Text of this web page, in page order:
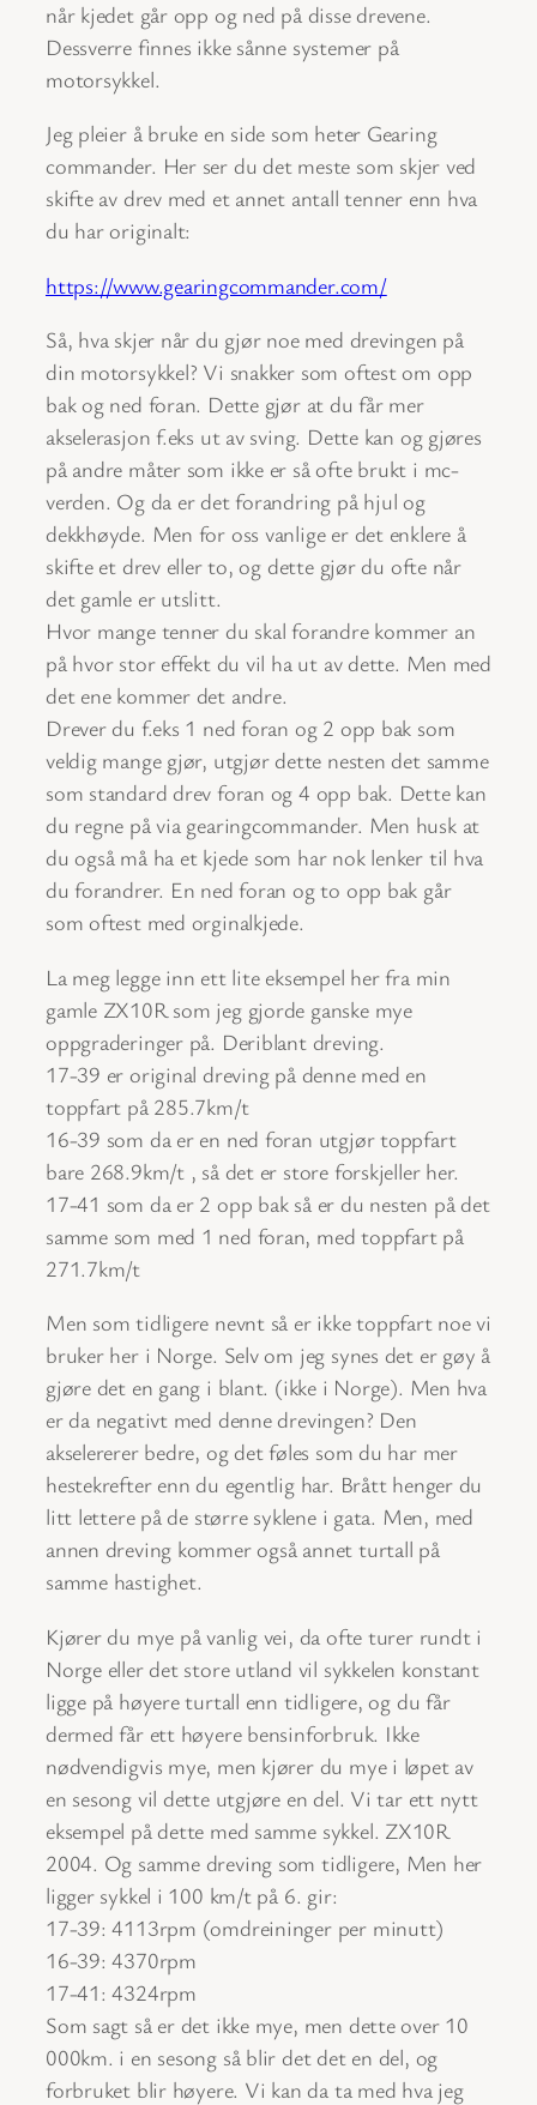
når kjedet går opp og ned på disse drevene.
Dessverre finnes ikke sånne systemer på
motorsykkel.
Jeg pleier å bruke en side som heter Gearing
commander. Her ser du det meste som skjer ved
skifte av drev med et annet antall tenner enn hva
du har originalt:
https://www.gearingcommander.com/
Så, hva skjer når du gjør noe med drevingen på
din motorsykkel? Vi snakker som oftest om opp
bak og ned foran. Dette gjør at du får mer
akselerasjon f.eks ut av sving. Dette kan og gjøres
på andre måter som ikke er så ofte brukt i mc-
verden. Og da er det forandring på hjul og
dekkhøyde. Men for oss vanlige er det enklere å
skifte et drev eller to, og dette gjør du ofte når
det gamle er utslitt.
Hvor mange tenner du skal forandre kommer an
på hvor stor effekt du vil ha ut av dette. Men med
det ene kommer det andre.
Drever du f.eks 1 ned foran og 2 opp bak som
veldig mange gjør, utgjør dette nesten det samme
som standard drev foran og 4 opp bak. Dette kan
du regne på via gearingcommander. Men husk at
du også må ha et kjede som har nok lenker til hva
du forandrer. En ned foran og to opp bak går
som oftest med orginalkjede.
La meg legge inn ett lite eksempel her fra min
gamle ZX10R som jeg gjorde ganske mye
oppgraderinger på. Deriblant dreving.
17-39 er original dreving på denne med en
toppfart på 285.7km/t
16-39 som da er en ned foran utgjør toppfart
bare 268.9km/t , så det er store forskjeller her.
17-41 som da er 2 opp bak så er du nesten på det
samme som med 1 ned foran, med toppfart på
271.7km/t
Men som tidligere nevnt så er ikke toppfart noe vi
bruker her i Norge. Selv om jeg synes det er gøy å
gjøre det en gang i blant. (ikke i Norge). Men hva
er da negativt med denne drevingen? Den
akselererer bedre, og det føles som du har mer
hestekrefter enn du egentlig har. Brått henger du
litt lettere på de større syklene i gata. Men, med
annen dreving kommer også annet turtall på
samme hastighet.
Kjører du mye på vanlig vei, da ofte turer rundt i
Norge eller det store utland vil sykkelen konstant
ligge på høyere turtall enn tidligere, og du får
dermed får ett høyere bensinforbruk. Ikke
nødvendigvis mye, men kjører du mye i løpet av
en sesong vil dette utgjøre en del. Vi tar ett nytt
eksempel på dette med samme sykkel. ZX10R
2004. Og samme dreving som tidligere, Men her
ligger sykkel i 100 km/t på 6. gir:
17-39: 4113rpm (omdreininger per minutt)
16-39: 4370rpm
17-41: 4324rpm
Som sagt så er det ikke mye, men dette over 10
000km. i en sesong så blir det det en del, og
forbruket blir høyere. Vi kan da ta med hva jeg